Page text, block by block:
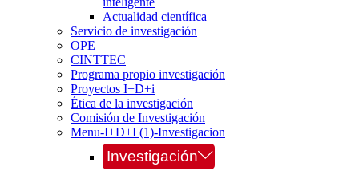
Actualidad científica
Servicio de investigación
OPE
CINTTEC
Programa propio investigación
Proyectos I+D+i
Ética de la investigación
Comisión de Investigación
Menu-I+D+I (1)-Investigacion
Investigación